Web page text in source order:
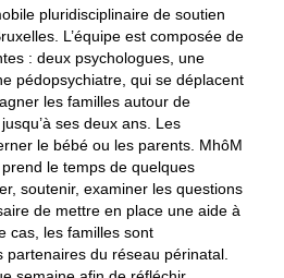
pluridisciplinaire de soutien
L’équipe est composée de
: deux psychologues, une
pédopsychiatre, qui se déplacent
les familles autour de
ses deux ans. Les
le bébé ou les parents. MhôM
le temps de quelques
soutenir, examiner les questions
de mettre en place une aide à
cas, les familles sont
du réseau périnatal.